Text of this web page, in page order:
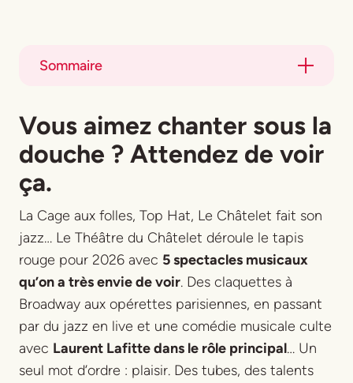
Sommaire
Title
Vous aimez chanter sous la
douche ? Attendez de voir
ça.
La Cage aux folles, Top Hat, Le Châtelet fait son
jazz… Le Théâtre du Châtelet déroule le tapis
rouge pour 2026 avec 5 spectacles musicaux
qu’on a très envie de voir. Des claquettes à
Broadway aux opérettes parisiennes, en passant
par du jazz en live et une comédie musicale culte
avec Laurent Lafitte dans le rôle principal… Un
seul mot d’ordre : plaisir. Des tubes, des talents